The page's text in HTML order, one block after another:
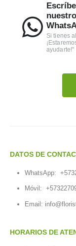
Si tienes
ayudarte!"
DATOS DE
WhatsApp:
Móvil:
Email:
HORARIOS DE